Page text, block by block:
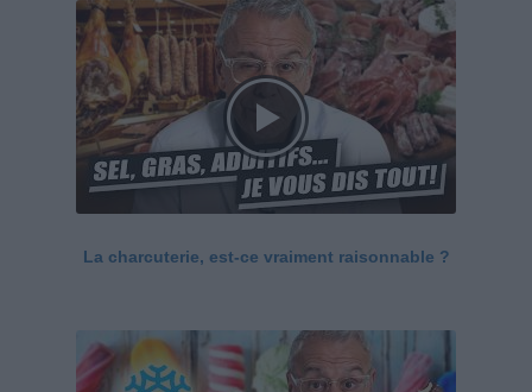
La charcuterie, est-ce vraiment raisonnable ?